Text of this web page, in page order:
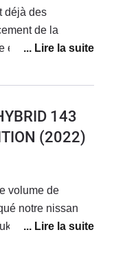
143
(2022)
volume de
notre nissan
Quelques